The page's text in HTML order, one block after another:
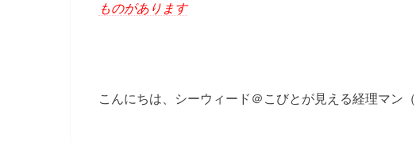
ものがあります
こんにちは、シーウィード＠こびとが見える経理マン（